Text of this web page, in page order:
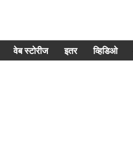
वेब स्टोरीज इतर व्हिडिओ